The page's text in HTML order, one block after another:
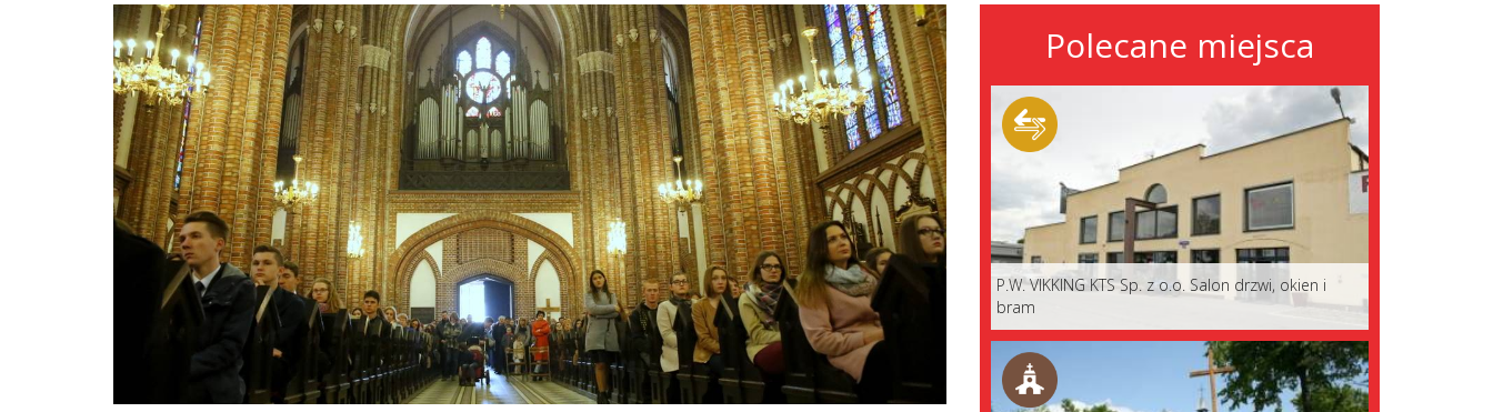
Polecane miejsca
P.W. VIKKING KTS Sp. z o.o. Salon drzwi, okien i
bram